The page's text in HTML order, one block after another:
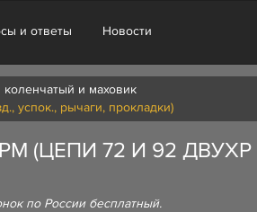
и ответы Новости
коленчатый и маховик
успок., рычаги, прокладки)
(ЦЕПИ 72 И 92 ДВУХР
по России бесплатный.